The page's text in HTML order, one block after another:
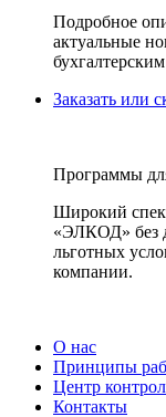
Подробное
актуальные
Заказать или
Программы
Широкий
«ЭЛКОД» без
льготных
компании.
О нас
Принципы
Центр
Контакты